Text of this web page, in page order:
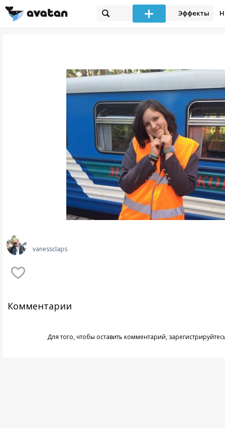
Эффекты
vanessclaps
Комментарии
Для того, чтобы оставить комментарий,